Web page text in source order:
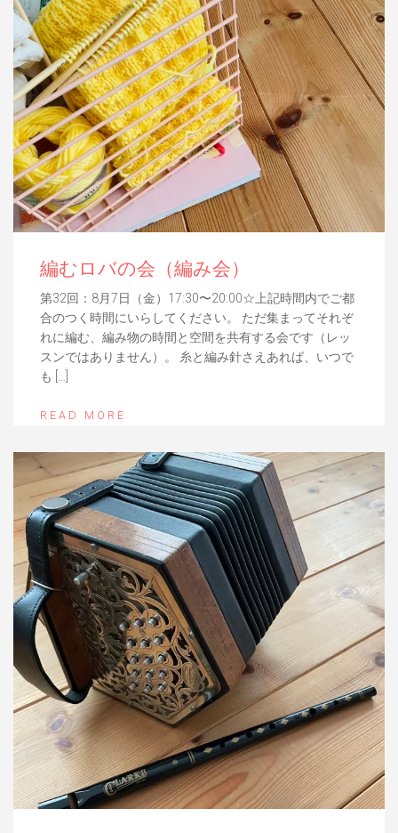
編むロバの会（編み会）
第32回：8月7日（金）17:30〜20:00☆上記時間内でご都
合のつく時間にいらしてください。 ただ集まってそれぞ
れに編む、編み物の時間と空間を共有する会です（レッ
スンではありません）。 糸と編み針さえあれば、いつで
も […]
READ MORE